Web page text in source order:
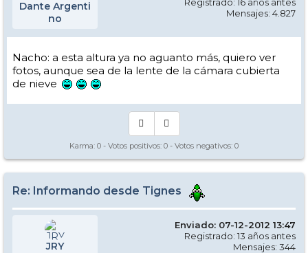
Dante Argenti
no
Mensajes: 4.827
Nacho: a esta altura ya no aguanto más, quiero ver
fotos, aunque sea de la lente de la cámara cubierta
de nieve
Karma: 0 - Votos positivos: 0 - Votos negativos: 0
Re: Informando desde Tignes
JRY
Enviado: 07-12-2012 13:47
Registrado: 13 años antes
Mensajes: 344